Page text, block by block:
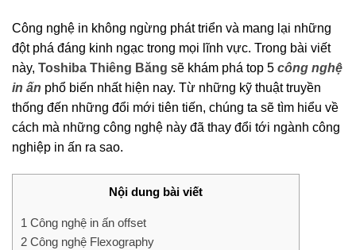
Công nghệ in không ngừng phát triển và mang lại những
đột phá đáng kinh ngạc trong mọi lĩnh vực. Trong bài viết
này, Toshiba Thiêng Băng sẽ khám phá top 5 công nghệ
in ấn phổ biến nhất hiện nay. Từ những kỹ thuật truyền
thống đến những đổi mới tiên tiến, chúng ta sẽ tìm hiểu về
cách mà những công nghệ này đã thay đổi tới ngành công
nghiệp in ấn ra sao.
Nội dung bài viết
1 Công nghệ in ấn offset
2 Công nghệ Flexography